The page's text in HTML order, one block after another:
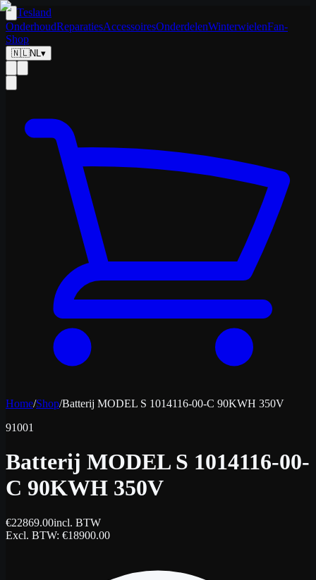
Tesland
OnderhoudReparatiesAccessoiresOnderdelenWinterwielenFan-
Shop
🇳🇱NL▾
Home/Shop/Batterij MODEL S 1014116-00-C 90KWH 350V
91001
Batterij MODEL S 1014116-00-
C 90KWH 350V
€22869.00incl. BTW
Excl. BTW: €18900.00